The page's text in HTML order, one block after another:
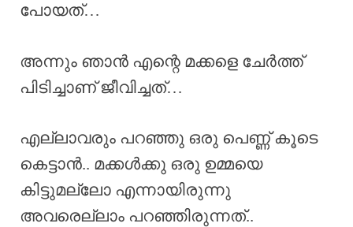
പോയത്…
അന്നും ഞാൻ എന്റെ മക്കളെ ചേർത്ത്
പിടിച്ചാണ് ജീവിച്ചത്…
എല്ലാവരും പറഞ്ഞു ഒരു പെണ്ണ് കൂടെ
കെട്ടാൻ.. മക്കൾക്കു ഒരു ഉമ്മയെ
കിട്ടുമല്ലോ എന്നായിരുന്നു
അവരെല്ലാം പറഞ്ഞിരുന്നത്..